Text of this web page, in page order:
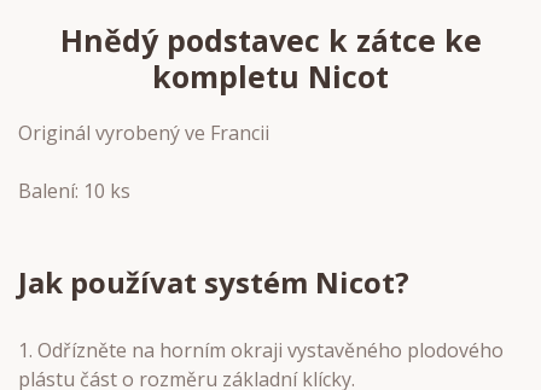
Hnědý podstavec k zátce ke
kompletu Nicot
Originál vyrobený ve Francii
Balení: 10 ks
Jak používat systém Nicot?
1. Odřízněte na horním okraji vystavěného plodového
plástu část o rozměru základní klícky.